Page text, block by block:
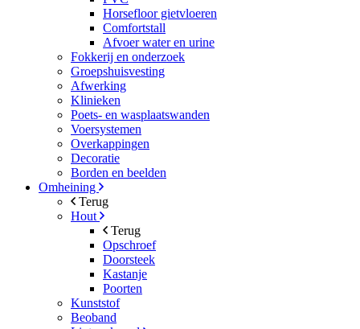
Horsefloor gietvloeren
Comfortstall
Afvoer water en urine
Fokkerij en onderzoek
Groepshuisvesting
Afwerking
Klinieken
Poets- en wasplaatswanden
Voersystemen
Overkappingen
Decoratie
Borden en beelden
Omheining
Terug
Hout
Terug
Opschroef
Doorsteek
Kastanje
Poorten
Kunststof
Beoband